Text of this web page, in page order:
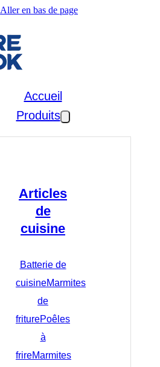
Aller en bas de page
Accueil
Produits
Articles
de
cuisine
Batterie de
cuisineMarmites
de
friturePoêles
à
frireMarmites